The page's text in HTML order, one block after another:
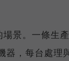
場景。一條生
，每台處理